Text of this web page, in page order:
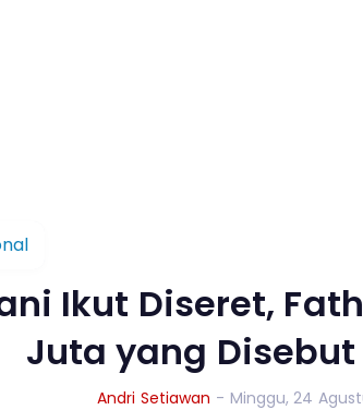
Ikut Diseret,
Juta yang
Andri Setiawan - Minggu, 24